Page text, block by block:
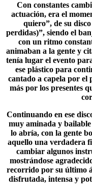
Con constantes
actuación, era el
quiero”, de su
perdidas)”, siendo el
con un ritmo
animaban a la gente y
tenía lugar el evento
ese plástico para
cantado a capela por el
más por los presentes
Continuando en ese
muy aminada y
lo abría, con la gente
aquello una verdadera
cambiar algunos
mostrándose
recorrido por su último
disfrutada, intensa y